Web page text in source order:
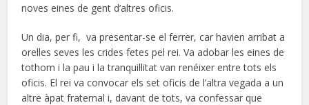
noves eines de gent d’altres oficis.
Un dia, per fi, va presentar-se el ferrer, car havien arribat a
orelles seves les crides fetes pel rei. Va adobar les eines de
tothom i la pau i la tranquil·litat van renéixer entre tots els
oficis. El rei va convocar els set oficis de l’altra vegada a un
altre àpat fraternal i, davant de tots, va confessar que